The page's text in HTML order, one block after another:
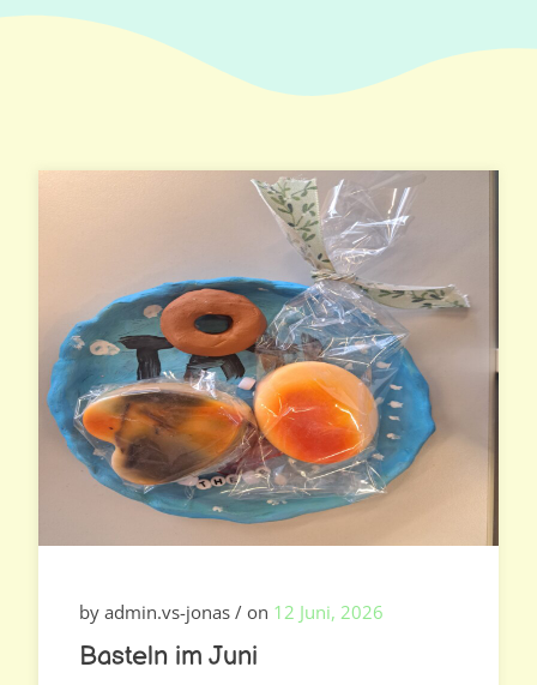
by admin.vs-jonas / on 12 Juni, 2026
Basteln im Juni